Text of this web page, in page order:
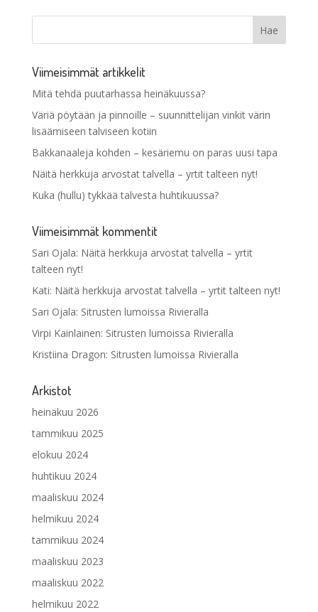
Viimeisimmät artikkelit
Mitä tehdä puutarhassa heinäkuussa?
Väriä pöytään ja pinnoille – suunnittelijan vinkit värin
lisäämiseen talviseen kotiin
Bakkanaaleja kohden – kesäriemu on paras uusi tapa
Näitä herkkuja arvostat talvella – yrtit talteen nyt!
Kuka (hullu) tykkää talvesta huhtikuussa?
Viimeisimmät kommentit
Sari Ojala: Näitä herkkuja arvostat talvella – yrtit
talteen nyt!
Kati: Näitä herkkuja arvostat talvella – yrtit talteen nyt!
Sari Ojala: Sitrusten lumoissa Rivieralla
Virpi Kainlainen: Sitrusten lumoissa Rivieralla
Kristiina Dragon: Sitrusten lumoissa Rivieralla
Arkistot
heinäkuu 2026
tammikuu 2025
elokuu 2024
huhtikuu 2024
maaliskuu 2024
helmikuu 2024
tammikuu 2024
maaliskuu 2023
maaliskuu 2022
helmikuu 2022